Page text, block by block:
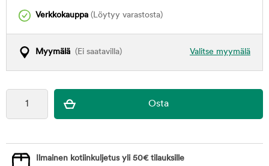
Verkkokauppa (Löytyy varastosta)
Valitse myymälä
Myymälä (Ei saatavilla)
Ilmainen kotiinkuljetus yli 50€ tilauksille